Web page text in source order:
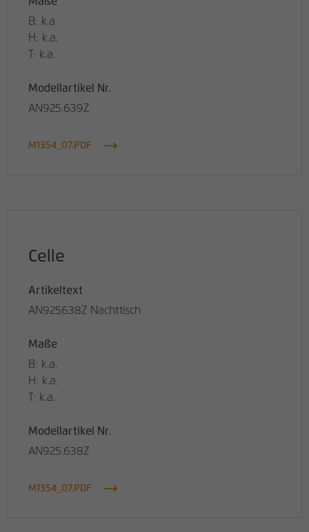
B: k.a.
H: k.a.
T: k.a.
Modellartikel Nr.
AN925.639Z
M1354_07.PDF
Celle
Artikeltext
AN925638Z Nachttisch
Maße
B: k.a.
H: k.a.
T: k.a.
Modellartikel Nr.
AN925.638Z
M1354_07.PDF